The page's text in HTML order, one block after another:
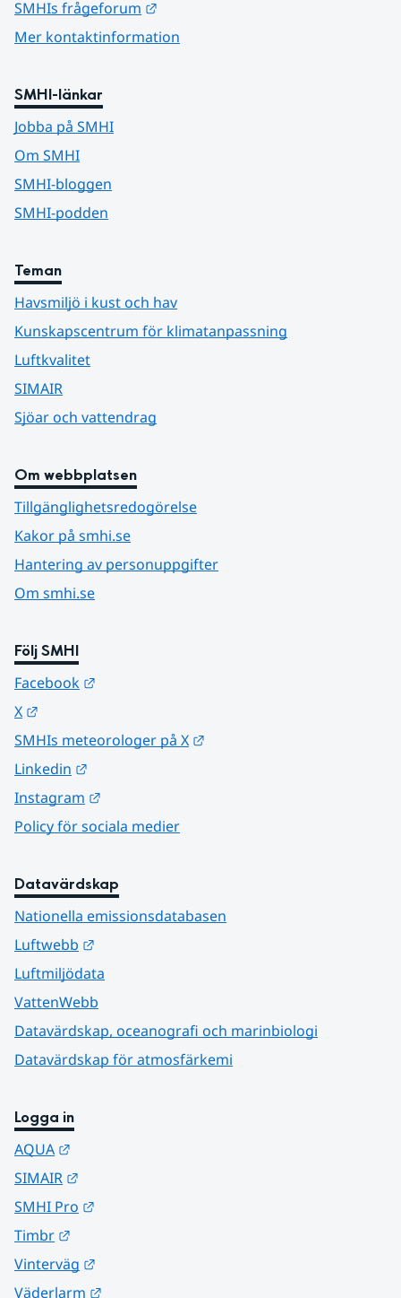
SMHIs frågeforum
Mer kontaktinformation
SMHI-länkar
Jobba på SMHI
Om SMHI
SMHI-bloggen
SMHI-podden
Teman
Havsmiljö i kust och hav
Kunskapscentrum för klimatanpassning
Luftkvalitet
SIMAIR
Sjöar och vattendrag
Om webbplatsen
Tillgänglighetsredogörelse
Kakor på smhi.se
Hantering av personuppgifter
Om smhi.se
Följ SMHI
Facebook
X
SMHIs meteorologer på X
Linkedin
Instagram
Policy för sociala medier
Datavärdskap
Nationella emissionsdatabasen
Luftwebb
Luftmiljödata
VattenWebb
Datavärdskap, oceanografi och marinbiologi
Datavärdskap för atmosfärkemi
Logga in
AQUA
SIMAIR
SMHI Pro
Timbr
Vinterväg
Väderlarm